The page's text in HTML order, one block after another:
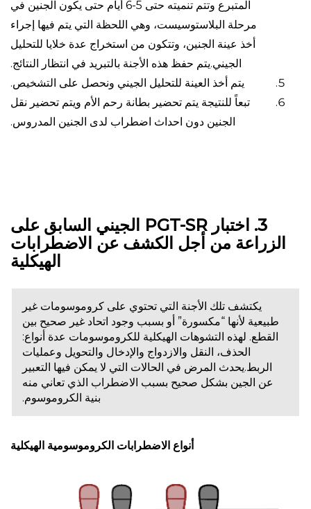
المتبرع وتتم تنميته حتى 5-6 أيام حتى يكون الجنين في
مرحلة البلاستوسيست، وهي اللحظة التي يتم فيها إجراء
أخذ عينة الجنين، وتتكون من استخراج عدة خلايا للتحليل
الجيني.يتم حفظ هذه الأجنة بالتبريد في انتظار النتائج.
يتم أخذ العينة للتحليل الجيني ونحصل على التشخيص.
تبعاً للنتيجة يتم تحضير بطانة رحم الأم ويتم تحضير نقل
الجنين دون احداث اضطراب لدى الجنين المدروس.
3. اختبار PGT-SR الجيني السابق على
الزراعة من أجل الكشف عن الاضطرابات
الهيكلية
يكتشف تلك الأجنة التي تحتوي على كروموسومات غير
طبيعية لأنها “مكسورة” أو بسبب وجود اتحاد غير صحيح بين
القطع. لهذه التشوهات الهيكلية للكروموسومات عدة أنواع:
الحذف، النقل والازدواج والإدخال والتحويل وعمليات
الربط.يحدث المرض في الحالات التي لا يمكن فيها التعبير
عن الجين بشكل صحيح بسبب الاضطراب الذي تعاني منه
بنية الكروموسوم.
أنواع الاضطرابات الكروموسومية الهيكلية